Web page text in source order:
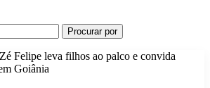
Procurar por
Zé Felipe leva filhos ao palco e convida
Goiânia